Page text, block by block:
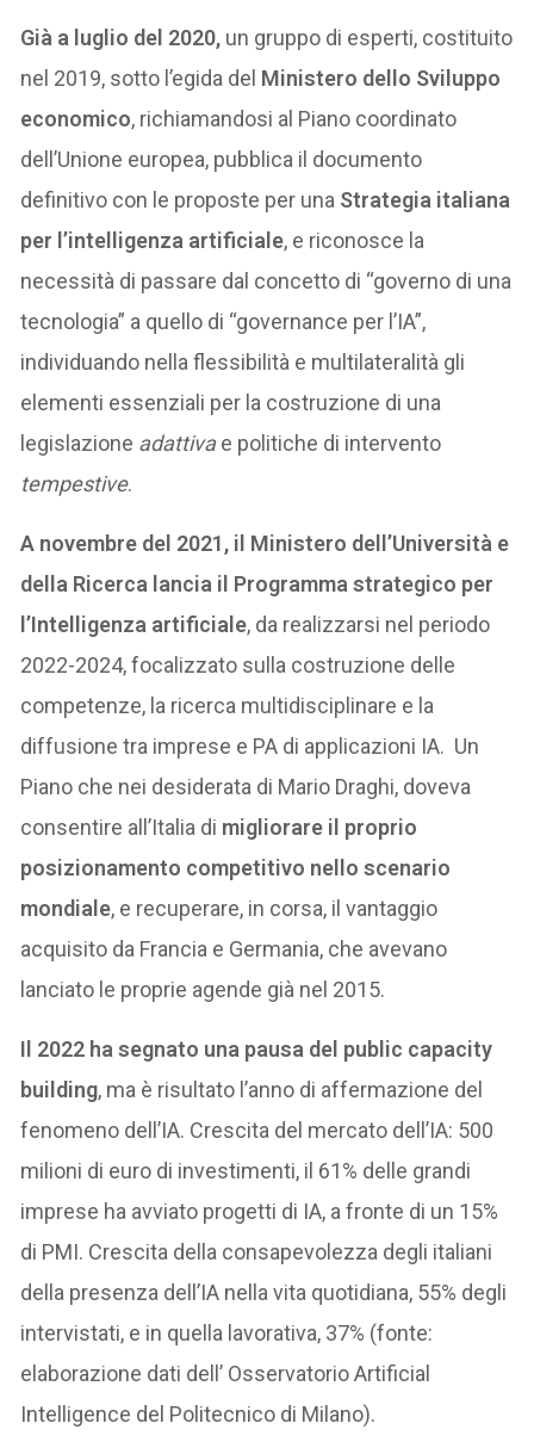
Già a luglio del 2020, un gruppo di esperti, costituito
nel 2019, sotto l’egida del Ministero dello Sviluppo
economico, richiamandosi al Piano coordinato
dell’Unione europea, pubblica il documento
definitivo con le proposte per una Strategia italiana
per l’intelligenza artificiale, e riconosce la
necessità di passare dal concetto di “governo di una
tecnologia” a quello di “governance per l’IA”,
individuando nella flessibilità e multilateralità gli
elementi essenziali per la costruzione di una
legislazione adattivae politiche di intervento
tempestive.
A novembre del 2021, il Ministero dell’Università e
della Ricerca lancia il Programma strategico per
l’Intelligenza artificiale, da realizzarsi nel periodo
2022-2024, focalizzato sulla costruzione delle
competenze, la ricerca multidisciplinare e la
diffusione tra imprese e PA di applicazioni IA. Un
Piano che nei desiderata di Mario Draghi, doveva
consentire all’Italia di migliorare il proprio
posizionamento competitivo nello scenario
mondiale, e recuperare, in corsa, il vantaggio
acquisito da Francia e Germania, che avevano
lanciato le proprie agende già nel 2015.
Il 2022 ha segnato una pausa del public capacity
building, ma è risultato l’anno di affermazione del
fenomeno dell’IA. Crescita del mercato dell’IA: 500
milioni di euro di investimenti, il 61% delle grandi
imprese ha avviato progetti di IA, a fronte di un 15%
di PMI. Crescita della consapevolezza degli italiani
della presenza dell’IA nella vita quotidiana, 55% degli
intervistati, e in quella lavorativa, 37% (fonte:
elaborazione dati dell’ Osservatorio Artificial
Intelligence del Politecnico di Milano).